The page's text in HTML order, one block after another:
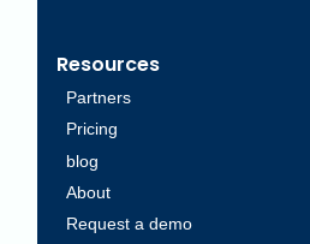
Resources
Partners
Pricing
blog
About
Request a demo